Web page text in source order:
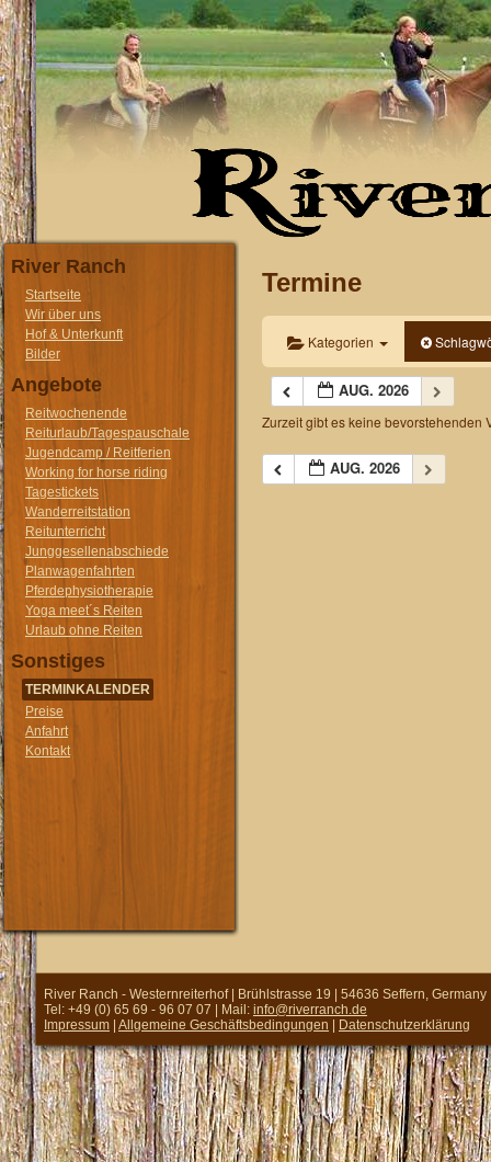
River Ranch
Startseite
Wir über uns
Hof & Unterkunft
Bilder
Angebote
Reitwochenende
Reiturlaub/Tagespauschale
Jugendcamp / Reitferien
Working for horse riding
Tagestickets
Wanderreitstation
Reitunterricht
Junggesellenabschiede
Planwagenfahrten
Pferdephysiotherapie
Yoga meet´s Reiten
Urlaub ohne Reiten
Sonstiges
TERMINKALENDER
Preise
Anfahrt
Kontakt
Termine
Kategorien
AUG. 2026
Zurzeit gibt es keine bevorstehenden
AUG. 2026
River Ranch - Westernreiterhof | Brühlstrasse 19 | 54636 Seffern, Germany
Tel: +49 (0) 65 69 - 96 07 07 | Mail: info@riverranch.de
Impressum Allgemeine Geschäftsbedingungen Datenschutzerklärung